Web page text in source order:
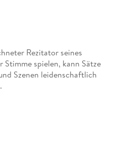
Ann Kathrin
einige Bücher der
"Ostfriesenkiller"
Klaus-Peter Wolf lebt
Rezitator seines
Stimme spielen, kann Sätze
Szenen leidenschaftlich